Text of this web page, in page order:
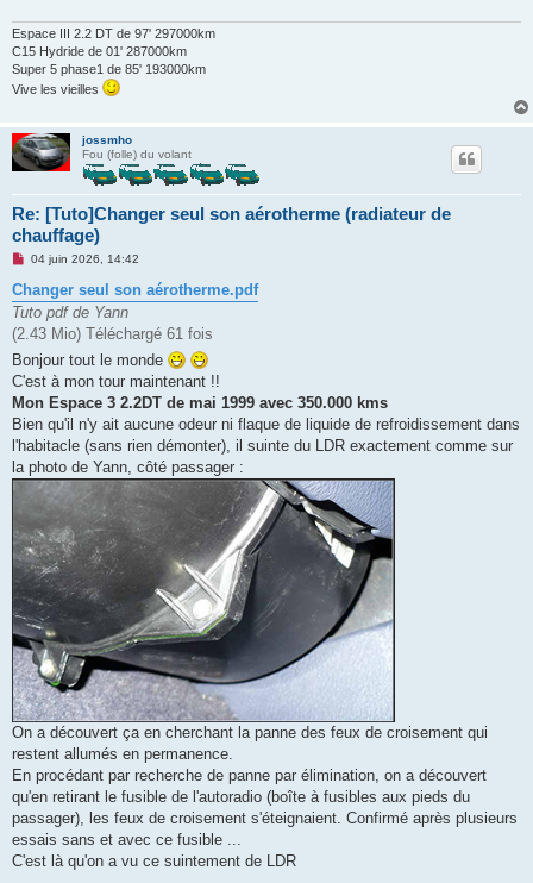
o
n
l
u
Espace III 2.2 DT de 97' 297000km
C15 Hydride de 01' 287000km
Super 5 phase1 de 85' 193000km
Vive les vieilles
jossmho
Fou (folle) du volant
Re: [Tuto]Changer seul son aérotherme (radiateur de
chauffage)
M
s
s
a
g
e
n
n
l
04 juin 2026, 14:42
Changer seul son aérotherme.pdf
Tuto pdf de Yann
(2.43 Mio) Téléchargé 61 fois
Bonjour tout le monde
C'est à mon tour maintenant !!
Mon Espace 3 2.2DT de mai 1999 avec 350.000 kms
Bien qu'il n'y ait aucune odeur ni flaque de liquide de refroidissement dans
l'habitacle (sans rien démonter), il suinte du LDR exactement comme sur
la photo de Yann, côté passager :
On a découvert ça en cherchant la panne des feux de croisement qui
restent allumés en permanence.
En procédant par recherche de panne par élimination, on a découvert
qu'en retirant le fusible de l'autoradio (boîte à fusibles aux pieds du
passager), les feux de croisement s'éteignaient. Confirmé après plusieurs
essais sans et avec ce fusible ...
C'est là qu'on a vu ce suintement de LDR